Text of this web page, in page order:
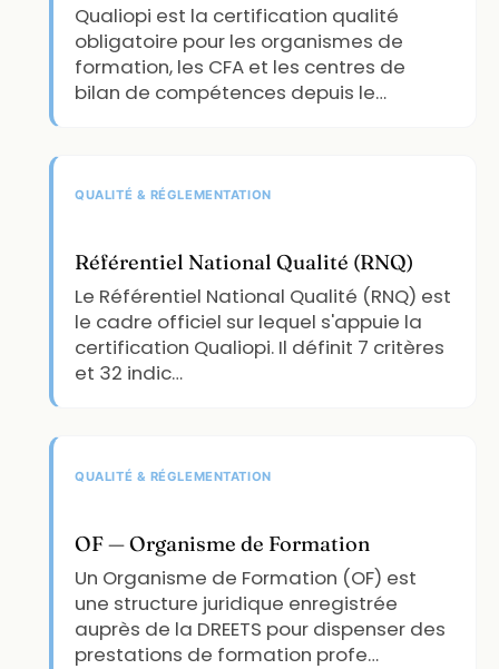
Qualiopi est la certification qualité
obligatoire pour les organismes de
formation, les CFA et les centres de
bilan de compétences depuis le…
QUALITÉ & RÉGLEMENTATION
Référentiel National Qualité (RNQ)
Le Référentiel National Qualité (RNQ) est
le cadre officiel sur lequel s'appuie la
certification Qualiopi. Il définit 7 critères
et 32 indic…
QUALITÉ & RÉGLEMENTATION
OF — Organisme de Formation
Un Organisme de Formation (OF) est
une structure juridique enregistrée
auprès de la DREETS pour dispenser des
prestations de formation profe…